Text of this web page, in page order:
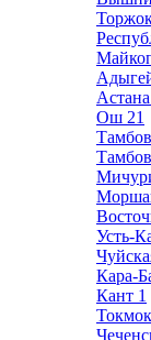
Астана
Ош 21
Тамбов
Усть-
Кара-
Кант 1
Токмок